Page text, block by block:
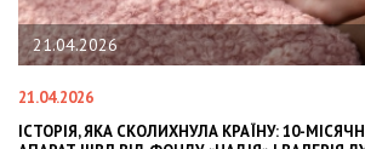
21.04.2026
21.04.2026
ІСТОРІЯ, ЯКА СКОЛИХНУЛА КРАЇНУ: 10-